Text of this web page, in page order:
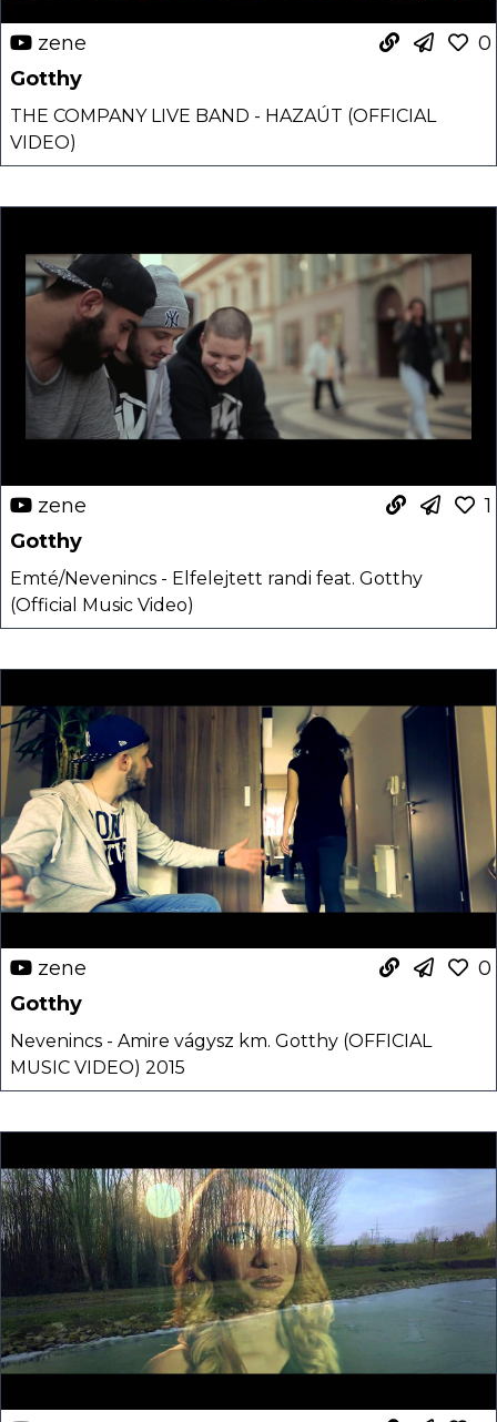
zene
0
Gotthy
THE COMPANY LIVE BAND - HAZAÚT (OFFICIAL
VIDEO)
zene
1
Gotthy
Emté/Nevenincs - Elfelejtett randi feat. Gotthy
(Official Music Video)
zene
0
Gotthy
Nevenincs - Amire vágysz km. Gotthy (OFFICIAL
MUSIC VIDEO) 2015